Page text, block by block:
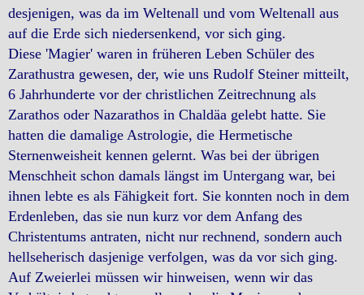
desjenigen, was da im Weltenall und vom Weltenall aus
auf die Erde sich niedersenkend, vor sich ging.
Diese 'Magier' waren in früheren Leben Schüler des
Zarathustra gewesen, der, wie uns Rudolf Steiner mitteilt,
6 Jahrhunderte vor der christlichen Zeitrechnung als
Zarathos oder Nazarathos in Chaldäa gelebt hatte. Sie
hatten die damalige Astrologie, die Hermetische
Sternenweisheit kennen gelernt. Was bei der übrigen
Menschheit schon damals längst im Untergang war, bei
ihnen lebte es als Fähigkeit fort. Sie konnten noch in dem
Erdenleben, das sie nun kurz vor dem Anfang des
Christentums antraten, nicht nur rechnend, sondern auch
hellseherisch dasjenige verfolgen, was da vor sich ging.
Auf Zweierlei müssen wir hinweisen, wenn wir das